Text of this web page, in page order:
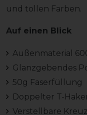
und tollen Farben.
Auf einen Blick
Außenmaterial
Glanzgebendes
50g Faserfüllung
Doppelter T-
Verstellbare